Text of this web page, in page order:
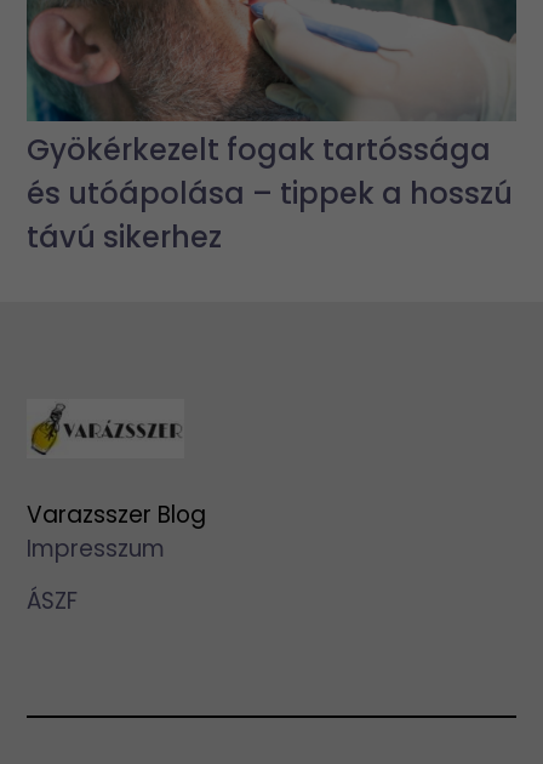
Gyökérkezelt fogak tartóssága
és utóápolása – tippek a hosszú
távú sikerhez
Varazsszer Blog
Impresszum
ÁSZF